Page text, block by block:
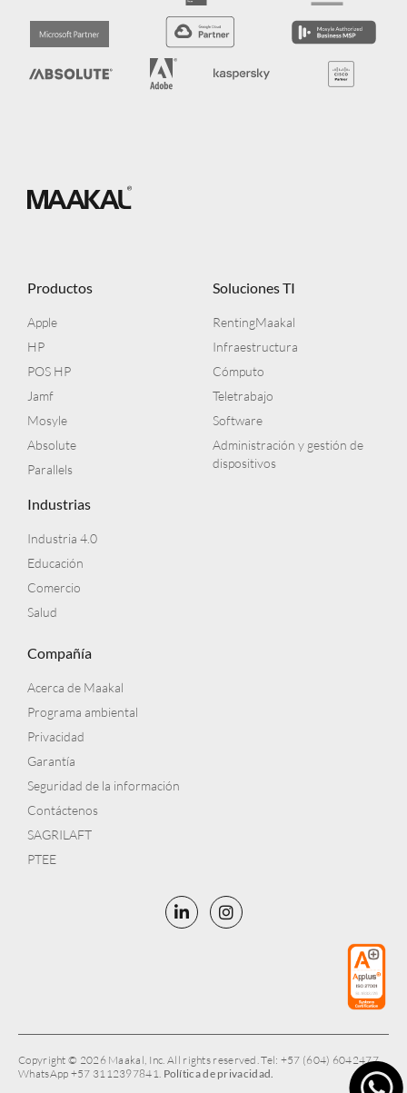
Productos
Apple
HP
POS HP
Jamf
Mosyle
Absolute
Parallels
Soluciones TI
RentingMaakal
Infraestructura
Cómputo
Teletrabajo
Software
Administración y gestión de
dispositivos
Industrias
Industria 4.0
Educación
Comercio
Salud
Compañía
Acerca de Maakal
Programa ambiental
Privacidad
Garantía
Seguridad de la información
Contáctenos
SAGRILAFT
PTEE
Copyright © 2026 Maakal, Inc. All rights reserved. Tel: +57 (604) 6042477,
WhatsApp +57 3112397841. Política de privacidad.